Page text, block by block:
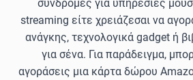
συνδρομές για υπηρεσίες
streaming είτε χρειάζεσαι να
ανάγκης, τεχνολογικά gadget ή
για σένα. Για παράδειγμα,
αγοράσεις μια κάρτα δώρου